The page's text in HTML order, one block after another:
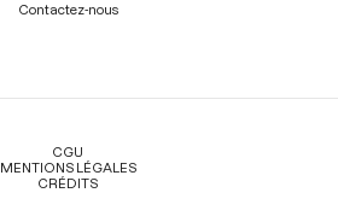
Contactez-nous
CGU
MENTIONS LÉGALES
CRÉDITS